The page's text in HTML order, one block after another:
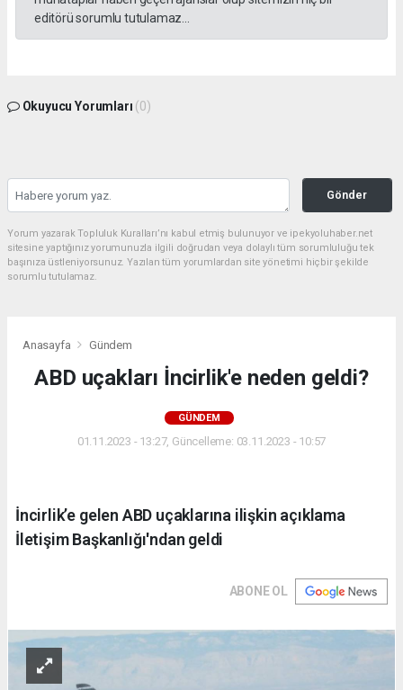
editörü sorumlu tutulamaz...
Okuyucu Yorumları (0)
Gönder
Yorum yazarak Topluluk Kuralları’nı kabul etmiş bulunuyor ve ipekyoluhaber.net
sitesine yaptığınız yorumunuzla ilgili doğrudan veya dolaylı tüm sorumluluğu tek
başınıza üstleniyorsunuz. Yazılan tüm yorumlardan site yönetimi hiçbir şekilde
sorumlu tutulamaz.
Anasayfa Gündem
ABD uçakları İncirlik'e neden geldi?
GÜNDEM
01.11.2023 - 13:27, Güncelleme: 03.11.2023 - 10:57
İncirlik’e gelen ABD uçaklarına ilişkin açıklama
İletişim Başkanlığı'ndan geldi
ABONE OL